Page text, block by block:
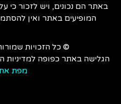
באתר הם נכונים, ויש לזכור כי
המופיעים באתר ואין
© כל הזכויות שמורות
הגלישה באתר כפופה למדיניות
מפת